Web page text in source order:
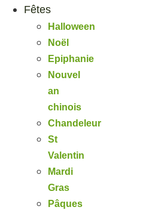
Fêtes
Halloween
Noël
Epiphanie
Nouvel
an
chinois
Chandeleur
St
Valentin
Mardi
Gras
Pâques